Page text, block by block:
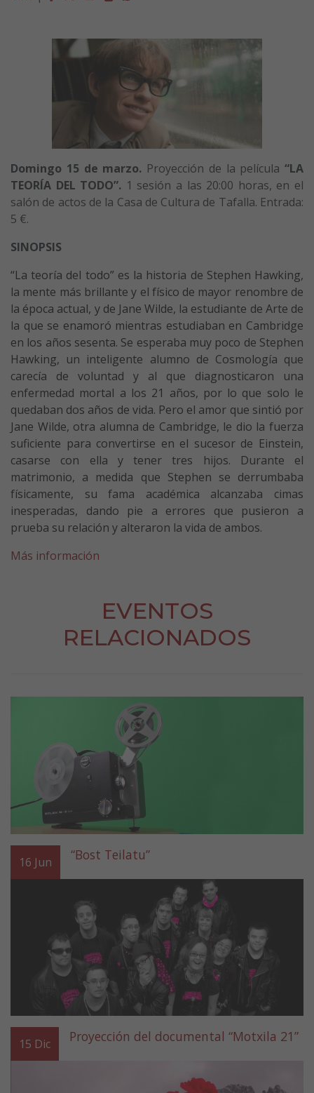
Domingo 15 de marzo. Proyección de la película “LA
TEORÍA DEL TODO”. 1 sesión a las 20:00 horas, en el
salón de actos de la Casa de Cultura de Tafalla. Entrada:
5 €.
SINOPSIS
“La teoría del todo” es la historia de Stephen Hawking,
la mente más brillante y el físico de mayor renombre de
la época actual, y de Jane Wilde, la estudiante de Arte de
la que se enamoró mientras estudiaban en Cambridge
en los años sesenta. Se esperaba muy poco de Stephen
Hawking, un inteligente alumno de Cosmología que
carecía de voluntad y al que diagnosticaron una
enfermedad mortal a los 21 años, por lo que solo le
quedaban dos años de vida. Pero el amor que sintió por
Jane Wilde, otra alumna de Cambridge, le dio la fuerza
suficiente para convertirse en el sucesor de Einstein,
casarse con ella y tener tres hijos. Durante el
matrimonio, a medida que Stephen se derrumbaba
físicamente, su fama académica alcanzaba cimas
inesperadas, dando pie a errores que pusieron a
prueba su relación y alteraron la vida de ambos.
Más información
EVENTOS
RELACIONADOS
16 Jun “Bost Teilatu”
15 Dic Proyección del documental “Motxila 21”